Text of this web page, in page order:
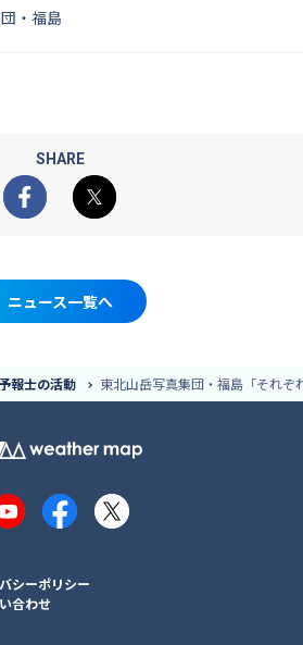
・福島
SHARE
Facebook
X
ニュース一覧へ
報士の活動 東北山岳写真集団・福島「それ
YouTubeFacebook
X
シーポリシー
合わせ